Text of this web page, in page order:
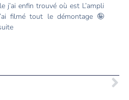
j’ai enfin trouvé où est L’ampli
filmé tout le démontage 🤪